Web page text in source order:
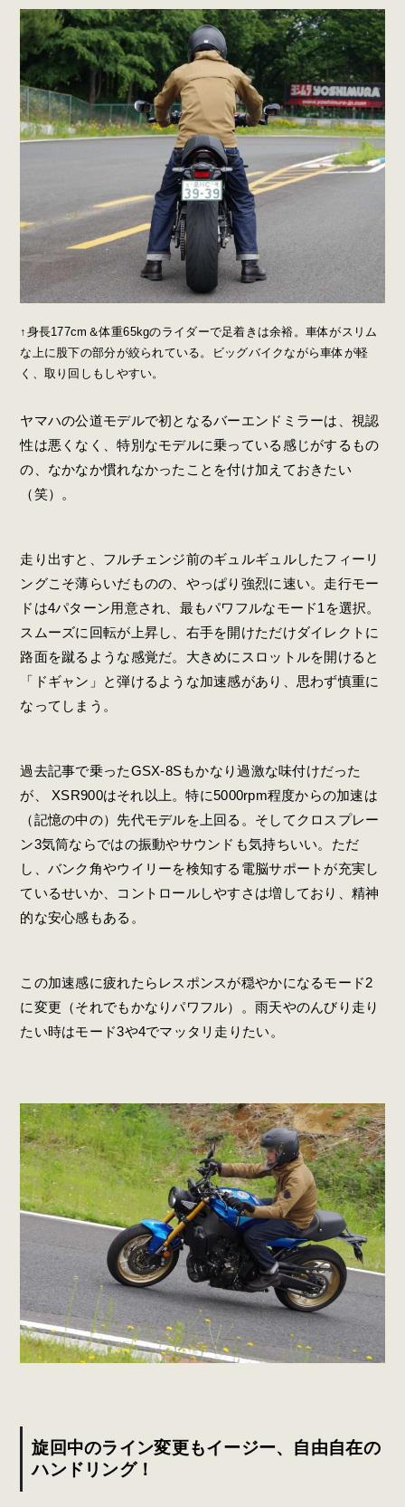
↑身長177cm＆体重65kgのライダーで足着きは余裕。車体がスリム
な上に股下の部分が絞られている。ビッグバイクながら車体が軽
く、取り回しもしやすい。
ヤマハの公道モデルで初となるバーエンドミラーは、視認
性は悪くなく、特別なモデルに乗っている感じがするもの
の、なかなか慣れなかったことを付け加えておきたい
（笑）。
走り出すと、フルチェンジ前のギュルギュルしたフィーリ
ングこそ薄らいだものの、やっぱり強烈に速い。走行モー
ドは4パターン用意され、最もパワフルなモード1を選択。
スムーズに回転が上昇し、右手を開けただけダイレクトに
路面を蹴るような感覚だ。大きめにスロットルを開けると
「ドギャン」と弾けるような加速感があり、思わず慎重に
なってしまう。
過去記事で乗ったGSX-8Sもかなり過激な味付けだった
が、 XSR900はそれ以上。特に5000rpm程度からの加速は
（記憶の中の）先代モデルを上回る。そしてクロスプレー
ン3気筒ならではの振動やサウンドも気持ちいい。ただ
し、バンク角やウイリーを検知する電脳サポートが充実し
ているせいか、コントロールしやすさは増しており、精神
的な安心感もある。
この加速感に疲れたらレスポンスが穏やかになるモード2
に変更（それでもかなりパワフル）。雨天やのんびり走り
たい時はモード3や4でマッタリ走りたい。
旋回中のライン変更もイージー、自由自在の
ハンドリング！